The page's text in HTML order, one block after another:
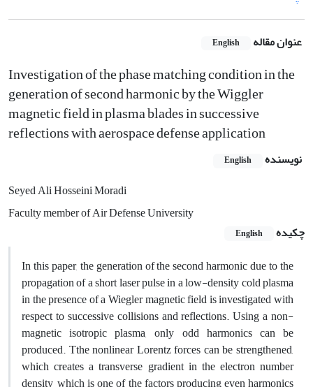
عنوان مقاله English
Investigation of the phase matching condition in the
generation of second harmonic by the Wiggler
magnetic field in plasma blades in successive
reflections with aerospace defense application
نویسنده English
Seyed Ali Hosseini Moradi
Faculty member of Air Defense University
چکیده
English
In this paper, the generation of the second harmonic due to the
propagation of a short laser pulse in a low-density cold plasma
in the presence of a Wiegler magnetic field is investigated with
respect to successive collisions and reflections. Using a non-
magnetic isotropic plasma, only odd harmonics can be
produced. Tthe nonlinear Lorentz forces can be strengthened,
which creates a transverse gradient in the electron number